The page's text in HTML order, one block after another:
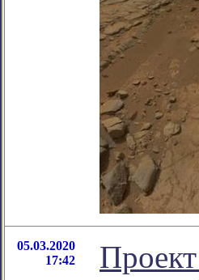
05.03.2020
17:42